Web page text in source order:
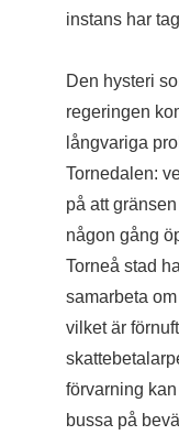
instans har
Den hysteri
regeringen
långvariga
Tornedalen:
på att
någon gång
Torneå stad
samarbeta
vilket är
förvarning
bussa på